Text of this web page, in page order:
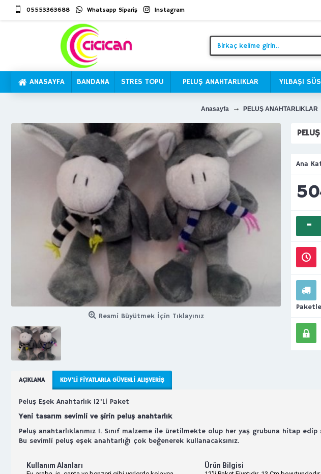
05553363688 Whatsapp Sipariş Instagram
ANASAYFA BANDANA STRES TOPU PELUŞ ANAHTARLIKLAR YILBAŞI
Anasayfa PELUŞ ANAHTARLIKLAR
Resmi Büyütmek İçin Tıklayınız
Ana
-
AÇIKLAMA KDV’LI FIYATLARLA GÜVENLI ALIŞVERIŞ
Peluş Eşek Anahtarlık 12'Li Paket
Yeni tasarım sevimli ve şirin peluş anahtarlık
Peluş anahtarlıklarımız 1. Sınıf malzeme ile üretilmekte olup her yaş grubuna hitap
Bu sevimli peluş eşek anahtarlığı çok beğenerek kullanacaksınız.
Kullanım Alanları Ürün Bilgisi